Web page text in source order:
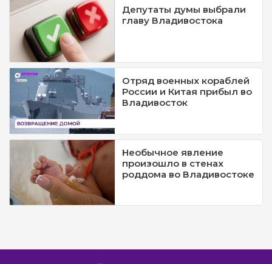
Депутаты думы выбрали
главу Владивостока
Отряд военных кораблей
России и Китая прибыл во
Владивосток
Необычное явление
произошло в стенах
роддома во Владивостоке